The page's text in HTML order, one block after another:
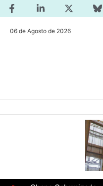
06 de Agosto de 2026